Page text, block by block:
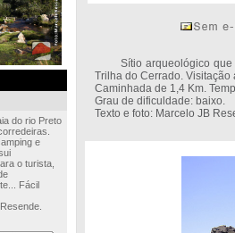
do rio Preto
e
o turista,
Fácil
Sítio arqueológico que
Trilha do Cerrado.
Caminhada de 1,4 Km.
Grau de dificuldade: baixo.
Texto e foto: Marcelo JB